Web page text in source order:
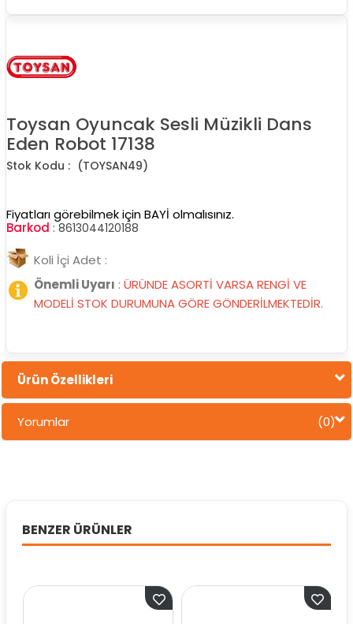
Toysan Oyuncak Sesli Müzikli Dans
Eden Robot 17138
(TOYSAN49)
Fiyatları görebilmek için BAYİ olmalısınız.
Barkod : 8613044120188
Koli İçi Adet :
Önemli Uyarı : ÜRÜNDE ASORTİ VARSA RENGİ VE
MODELİ STOK DURUMUNA GÖRE GÖNDERİLMEKTEDİR.
Ürün Özellikleri
Yorumlar (0)
BENZER ÜRÜNLER